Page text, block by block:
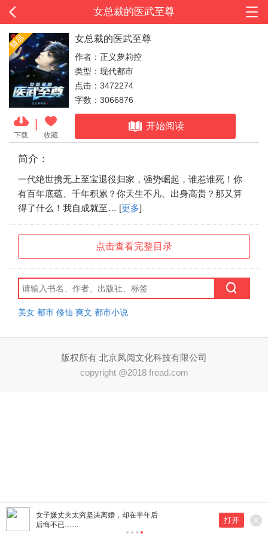
女子嫌丈夫太穷坚决离婚，却在半年后
后悔不已……
打开
女总裁的医武至尊
下载 收藏
女总裁的医武至尊
作者：正义萝莉控
类型：现代都市
点击：3472274
字数：3066876
开始阅读
简介：
一代绝世携无上至宝退役归家，强势崛起，谁惹谁死！你
有百年底蕴、千年积累？你天生不凡、出身高贵？那又算
得了什么！我自成就至… [更多]
点击查看完整目录
美女 都市 修仙 爽文 都市小说
版权所有 北京凤阅文化科技有限公司
copyright @2018 fread.com